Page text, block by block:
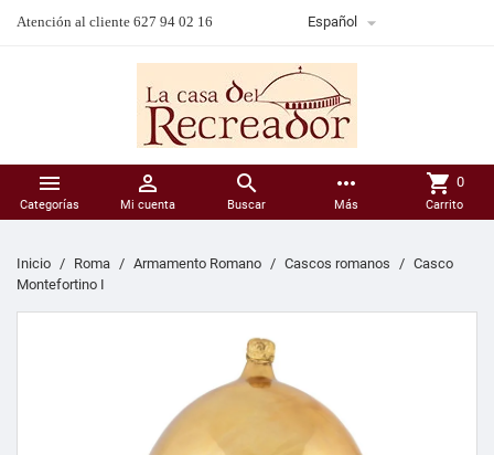
Atención al cliente 627 94 02 16 Español 

Categorías

Mi cuenta

Buscar
more_horiz
Más
shopping_cart 0
Carrito
Inicio Roma Armamento Romano Cascos romanos
Casco
Montefortino I